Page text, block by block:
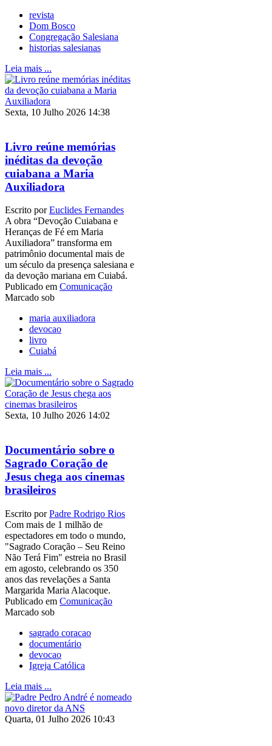
revista
Dom Bosco
Congregação Salesiana
historias salesianas
Leia mais ...
Sexta, 10 Julho 2026 14:38
Livro reúne memórias
inéditas da devoção
cuiabana a Maria
Auxiliadora
Escrito porEuclides Fernandes
A obra “Devoção Cuiabana e
Heranças de Fé em Maria
Auxiliadora” transforma em
patrimônio documental mais de
um século da presença salesiana e
da devoção mariana em Cuiabá.
Publicado em Comunicação
Marcado sob
maria auxiliadora
devocao
livro
Cuiabá
Leia mais ...
Sexta, 10 Julho 2026 14:02
Documentário sobre o
Sagrado Coração de
Jesus chega aos cinemas
brasileiros
Escrito porPadre Rodrigo Rios
Com mais de 1 milhão de
espectadores em todo o mundo,
"Sagrado Coração – Seu Reino
Não Terá Fim" estreia no Brasil
em agosto, celebrando os 350
anos das revelações a Santa
Margarida Maria Alacoque.
Publicado em Comunicação
Marcado sob
sagrado coracao
documentário
devocao
Igreja Católica
Leia mais ...
Quarta, 01 Julho 2026 10:43